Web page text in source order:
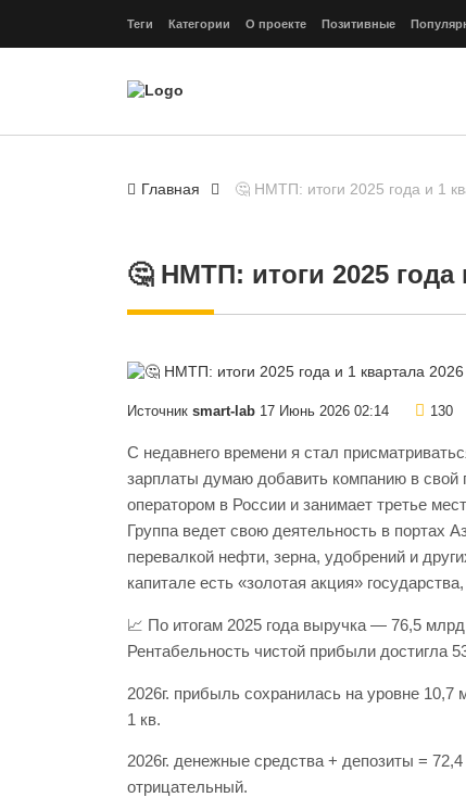
Теги Категории О проекте Позитивные
Главная 🤔 НМТП: итоги 2025 года и 1
🤔 НМТП: итоги 2025 года
Источник smart-lab 17 Июнь 2026 02:14 130
С недавнего времени я стал
зарплаты думаю добавить компанию в
оператором в России и занимает третье
Группа ведет свою деятельность в портах
перевалкой нефти, зерна, удобрений и
капитале есть «золотая акция»
📈 По итогам 2025 года выручка — 76,5
Рентабельность чистой прибыли достигла
2026г. прибыль сохранилась на уровне
1 кв.
2026г. денежные средства + депозиты =
отрицательный.